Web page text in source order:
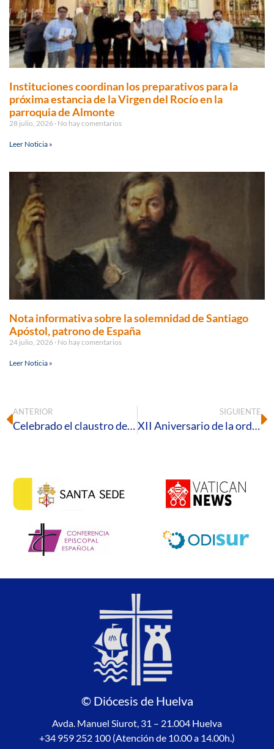
Instituciones coordinan los preparativos para la
próxima estancia de la Virgen del Rocío en la
parroquia de Almonte
28 julio, 2026 No hay comentarios
Leer Noticia »
Nota informativa sobre la solemnidad de Santiago
Apóstol, patrono de España
24 julio, 2026 No hay comentarios
Leer Noticia »
ANTERIOR
Celebrado el claustro de profesores de evaluación en el Instituto Teológico
SIGUIENTE
XII Aniversario de la ordenación episcopal de Mons. Santiago Gómez Sierra
© Diócesis de Huelva
Avda. Manuel Siurot, 31 – 21.004 Huelva
+34 959 252 100 (Atención de 10.00 a 14.00h.)